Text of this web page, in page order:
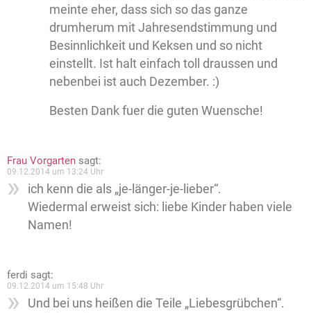
meinte eher, dass sich so das ganze
drumherum mit Jahresendstimmung und
Besinnlichkeit und Keksen und so nicht
einstellt. Ist halt einfach toll draussen und
nebenbei ist auch Dezember. :)
Besten Dank fuer die guten Wuensche!
Frau Vorgarten sagt:
09.12.2014 um 13:24 Uhr
ich kenn die als „je-länger-je-lieber“.
Wiedermal erweist sich: liebe Kinder haben viele
Namen!
ferdi sagt:
09.12.2014 um 15:48 Uhr
Und bei uns heißen die Teile „Liebesgrübchen“.